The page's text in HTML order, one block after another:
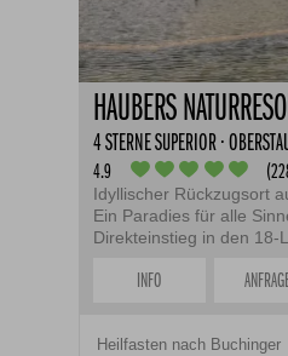
HAUBERS
4 STERNE SUPERIOR ·
4.9
Idyllischer Rückzugsort
Ein Paradies für alle
Direkteinstieg in den 18-
INFO
Heilfasten nach Buchinger